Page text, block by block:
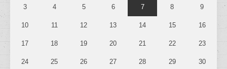
3 4 5 6 7 8 9
10 11 12 13 14 15 16
17 18 19 20 21 22 23
24 25 26 27 28 29 30